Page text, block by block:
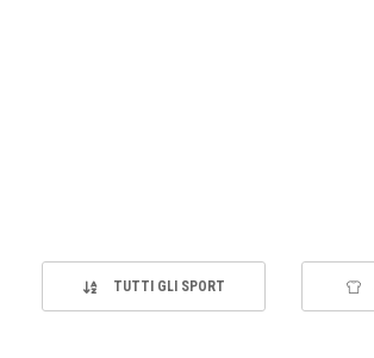
TUTTI GLI SPORT